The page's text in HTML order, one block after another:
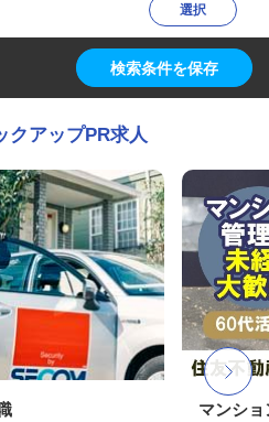
選択
検索条件を保存
クアップPR求人
マンシ